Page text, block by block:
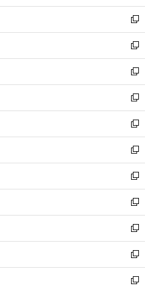
開
く
ウ
で
開
く
ン
ド
ウ
で
開
く
新
し
い
ウ
ィ
ン
ド
ウ
で
開
く
新
し
い
ウ
ィ
ン
ド
ウ
で
開
く
新
し
い
ウ
ィ
ン
ド
ウ
で
開
く
新
し
い
ウ
ィ
ン
ド
ウ
で
開
く
新
し
い
ウ
ィ
ン
ド
ウ
で
開
く
新
し
い
ウ
ィ
ン
ド
ウ
で
開
く
新
し
い
ウ
ィ
ン
ド
ウ
で
新
し
い
ウ
ィ
ン
ド
新
し
い
ウ
ィ
新
し
い
新